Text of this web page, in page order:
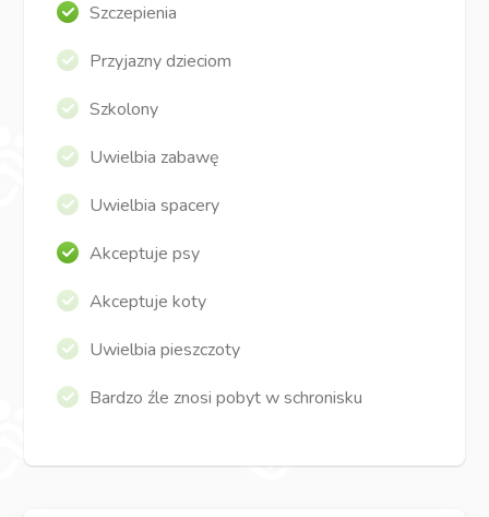
Szczepienia
Przyjazny dzieciom
Szkolony
Uwielbia zabawę
Uwielbia spacery
Akceptuje psy
Akceptuje koty
Uwielbia pieszczoty
Bardzo źle znosi pobyt w schronisku